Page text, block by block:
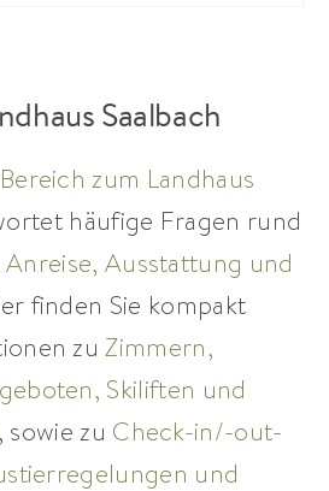
Saalbach
zum Landhaus
häufige Fragen rund
Ausstattung und
finden Sie kompakt
zuZimmern,
Skiliften und
, sowie zu Check-in/-out-
und